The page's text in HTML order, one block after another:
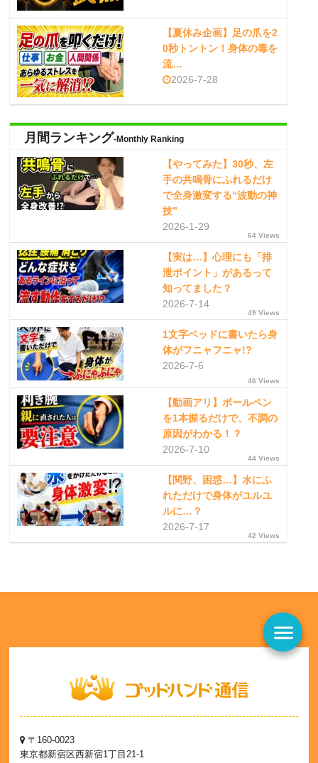
【夏休み企画】足の爪を2
0秒トントン！身体の毒を
流…
2026-7-28
月間ランキング-Monthly Ranking
【やってみた】30秒、左
手の共鳴骨にふれるだけ
で全身激変する“波動の神
技”
2026-1-29
64 Views
【実は…】心理にも「排
泄ポイント」があるって
知ってました？
2026-7-14
49 Views
1文字ベッドに書いたら身
体がフニャフニャ!?
2026-7-6
46 Views
【動画アリ】ボールペン
を1本握るだけで、不調の
原因がわかる！？
2026-7-10
44 Views
【関野、困惑…】水にふ
れただけで身体がユルユ
ルに…？
2026-7-17
42 Views
menu
〒160-0023
東京都新宿区西新宿1丁目21-1